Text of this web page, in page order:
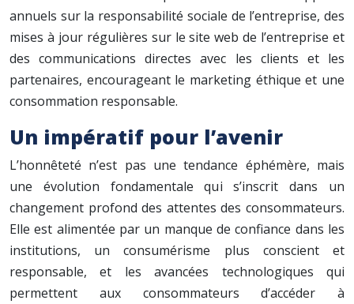
annuels sur la responsabilité sociale de l’entreprise, des
mises à jour régulières sur le site web de l’entreprise et
des communications directes avec les clients et les
partenaires, encourageant le marketing éthique et une
consommation responsable.
Un impératif pour l’avenir
L’honnêteté n’est pas une tendance éphémère, mais
une évolution fondamentale qui s’inscrit dans un
changement profond des attentes des consommateurs.
Elle est alimentée par un manque de confiance dans les
institutions, un consumérisme plus conscient et
responsable, et les avancées technologiques qui
permettent aux consommateurs d’accéder à